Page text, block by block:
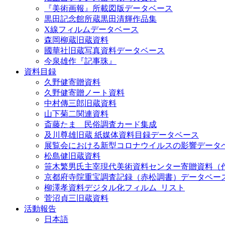
『美術画報』所載図版データベース
黒田記念館所蔵黒田清輝作品集
X線フィルムデータベース
森岡柳蔵旧蔵資料
國華社旧蔵写真資料データベース
今泉雄作『記事珠』
資料目録
久野健寄贈資料
久野健寄贈ノート資料
中村傳三郎旧蔵資料
山下菊二関連資料
斎藤たま 民俗調査カード集成
及川尊雄旧蔵 紙媒体資料目録データベース
展覧会における新型コロナウイルスの影響データ
松島健旧蔵資料
笹木繁男氏主宰現代美術資料センター寄贈資料（
京都府寺院重宝調査記録（赤松調書）データベー
柳澤孝資料デジタル化フィルム_リスト
菅沼貞三旧蔵資料
活動報告
日本語